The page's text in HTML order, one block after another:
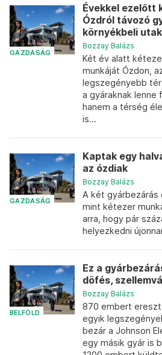
GAZDASÁG
Évekkel ezelőtt
Ózdról távozó
környékbeli
Bozzay Balázs
Két év alatt
munkáját Ózdon,
legszegényebb
a gyáraknak lenne
hanem a térség
is...
GAZDASÁG
Kaptak egy
az ózdiak
Bozzay Balázs
A két
mint kétezer
arra, hogy pár
helyezkedni
BELFÖLD
Ez a
döfés,
Bozzay Balázs
870 embert
egyik
bezár a Johnson
egy másik gyár is